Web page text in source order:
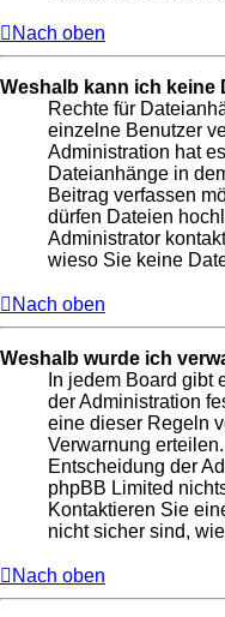
Nach oben
Weshalb kann ich keine
Rechte für
einzelne Benutzer
Administration hat
Dateianhänge in
Beitrag verfassen
dürfen Dateien
Administrator
wieso Sie keine
Nach oben
Weshalb wurde ich
In jedem Board gibt
der Administration
eine dieser Regeln
Verwarnung
Entscheidung der
phpBB Limited
Kontaktieren Sie
nicht sicher sind,
Nach oben